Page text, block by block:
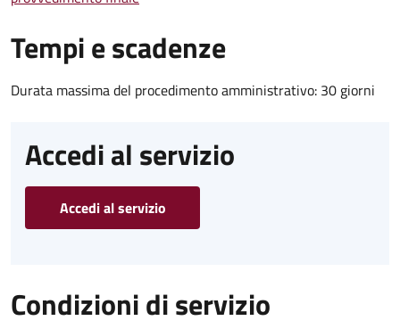
Tempi e scadenze
Durata massima del procedimento amministrativo: 30 giorni
Accedi al servizio
Accedi al servizio
Condizioni di servizio